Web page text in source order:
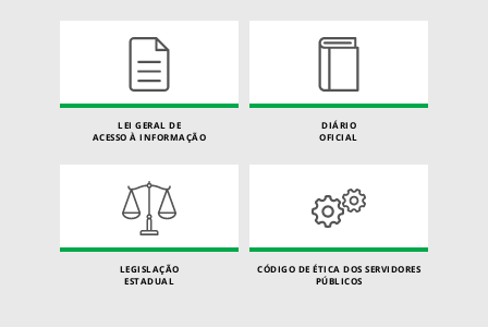
LEI GERAL DE
ACESSO À INFORMAÇÃO
DIÁRIO
OFICIAL
LEGISLAÇÃO
ESTADUAL
CÓDIGO DE ÉTICA DOS SERVIDORES
PÚBLICOS